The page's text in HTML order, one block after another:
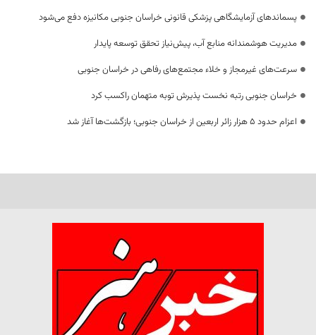
پسماندهای آزمایشگاهی پزشکی قانونی خراسان جنوبی مکانیزه دفع می‌شود
مدیریت هوشمندانه منابع آب، پیش‌نیاز تحقق توسعه پایدار
سرعت‌های غیرمجاز و خلاء مجتمع‌های رفاهی در خراسان جنوبی
خراسان جنوبی رتبه نخست پذیرش توبه متهمان راکسب کرد
اعزام حدود 5 هزار زائر اربعین از خراسان جنوبی؛ بازگشت‌ها آغاز شد